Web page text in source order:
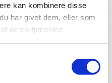
kan kombinere disse
har givet dem, eller som
deres tjenester.